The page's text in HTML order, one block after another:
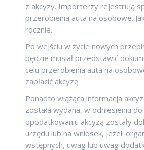
z akcyzy. Importerzy rejestrują
przerobienia auta na osobowe.
rocznie.
Po wejściu w życie nowych
będzie musiał przedstawić
celu przerobienia auta na
zapłacić akcyzę.
Ponadto wiążąca informacja
została wydana, w odniesieniu
opodatkowaniu akcyzą zostały
urzędu lub na wniosek, jeżeli
wstępnych, uwag lub uwag